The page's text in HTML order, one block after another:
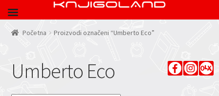
Početna Proizvodi označeni “Umberto Eco”
Umberto Eco